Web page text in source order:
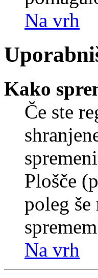
Na vrh
Kako
Če ste
Plošče
poleg
Na vrh